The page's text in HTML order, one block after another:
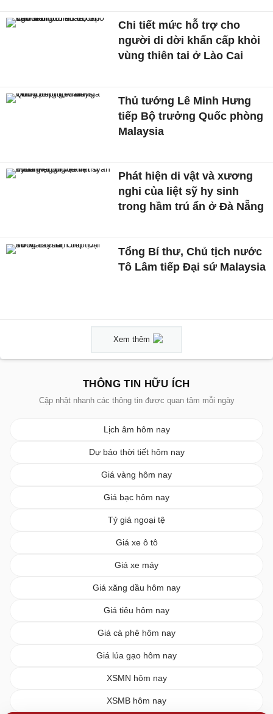
Chi tiết mức hỗ trợ cho
người di dời khẩn cấp khỏi
vùng thiên tai ở Lào Cai
Thủ tướng Lê Minh Hưng
tiếp Bộ trưởng Quốc phòng
Malaysia
Phát hiện di vật và xương
nghi của liệt sỹ hy sinh
trong hầm trú ẩn ở Đà Nẵng
Tổng Bí thư, Chủ tịch nước
Tô Lâm tiếp Đại sứ Malaysia
Xem thêm
THÔNG TIN HỮU ÍCH
Cập nhật nhanh các thông tin được quan tâm mỗi ngày
Lịch âm hôm nay
Dự báo thời tiết hôm nay
Giá vàng hôm nay
Giá bạc hôm nay
Tỷ giá ngoại tệ
Giá xe ô tô
Giá xe máy
Giá xăng dầu hôm nay
Giá tiêu hôm nay
Giá cà phê hôm nay
Giá lúa gạo hôm nay
XSMN hôm nay
XSMB hôm nay